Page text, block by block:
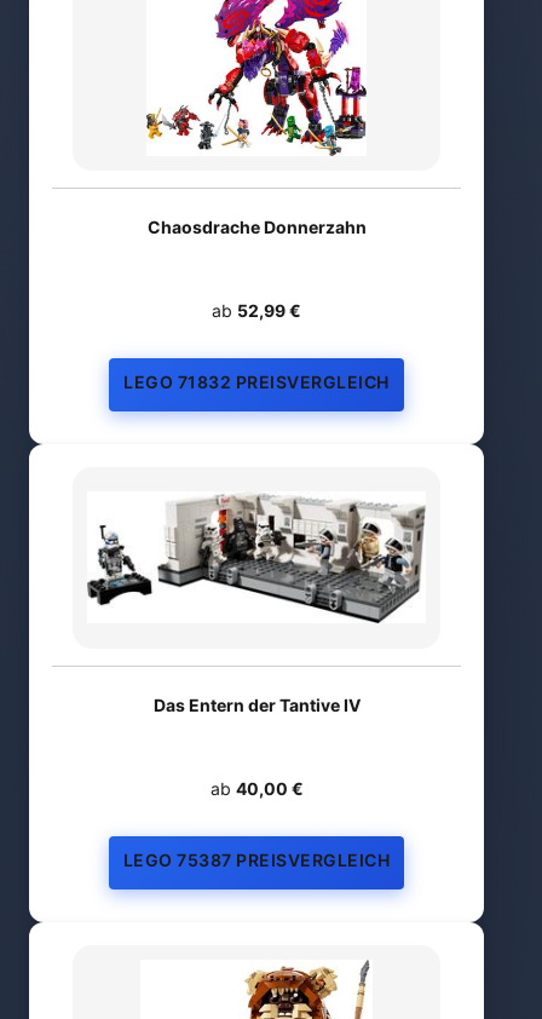
Chaosdrache Donnerzahn
ab 52,99 €
LEGO 71832 PREISVERGLEICH
Das Entern der Tantive IV
ab 40,00 €
LEGO 75387 PREISVERGLEICH